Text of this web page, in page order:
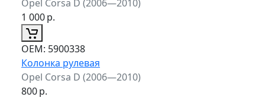
Opel Corsa D (2006—2010)
1 000р.
ОЕМ: 5900338
Колонка рулевая
Opel Corsa D (2006—2010)
800р.